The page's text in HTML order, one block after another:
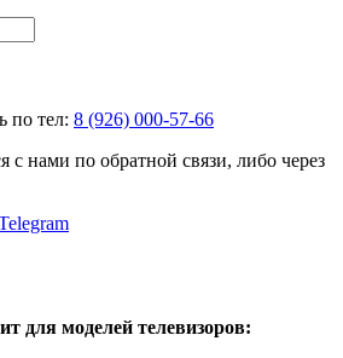
по тел: 8 (926) 000-57-66
с нами по обратной связи, либо через
для моделей телевизоров: